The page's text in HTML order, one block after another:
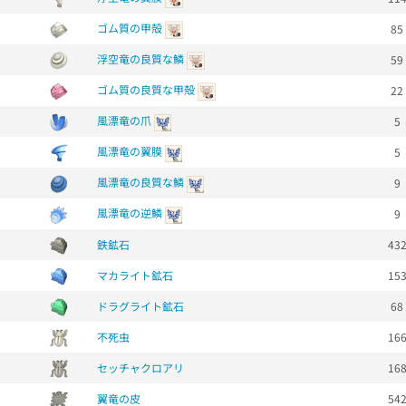
ゴム質の甲殻
85
浮空竜の良質な鱗
59
ゴム質の良質な甲殻
22
風漂竜の爪
5
風漂竜の翼膜
5
風漂竜の良質な鱗
9
風漂竜の逆鱗
9
鉄鉱石
432
マカライト鉱石
153
ドラグライト鉱石
68
不死虫
166
セッチャクロアリ
168
翼竜の皮 542